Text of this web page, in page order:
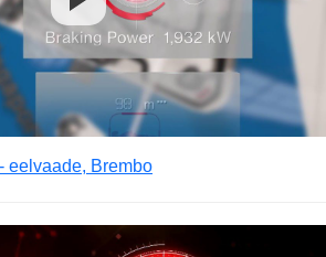
eelvaade, Brembo